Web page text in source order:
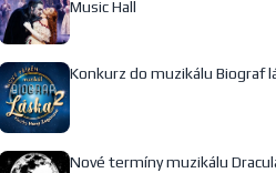
Music Hall
Konkurz do muzikálu Biograf
Nové termíny muzikálu